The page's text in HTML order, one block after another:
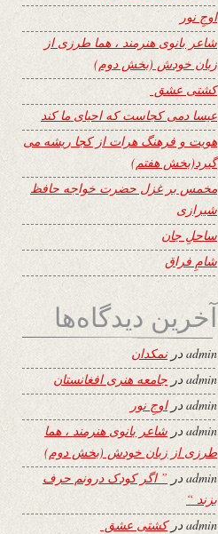
اوجِ نور
شاعر بانوی هنرمند ، هما طرزی از
زبان خودش (بخش دوم)
کشتی عشق
عیسا دمی کجاست که احیای ما کند
هویت و فرهنگ هرات از کجا ریشه می
گیرد(بخش هفتم)
مخمس بر غزل حضرت خواجه حافظ
شیرازی
ساحلِ جان
شامِ فراق
آخرین دیدگاه‌ها
adminدرنمکدان
adminدر جامعه هنری افغانستان
adminدراوجِ نور
adminدر شاعر بانوی هنرمند ، هما
طرزی از زبان خودش (بخش دوم)
adminدر ” اگر کودک درونم حرف
بزند “
adminدرکشتی عشق